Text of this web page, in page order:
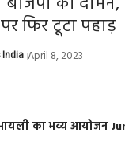
पर फिर टूटा पहाड़
April 8, 2023
का भव्य आयोजन